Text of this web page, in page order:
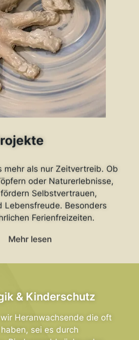
oder Naturerlebnisse,
Selbstvertrauen,
Besonders
Ferienfreizeiten.
& Kinderschutz
Heranwachsende die oft
sei es durch